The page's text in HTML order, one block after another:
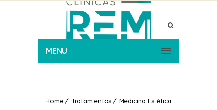
MENU
Home Tratamientos
Medicina Estética